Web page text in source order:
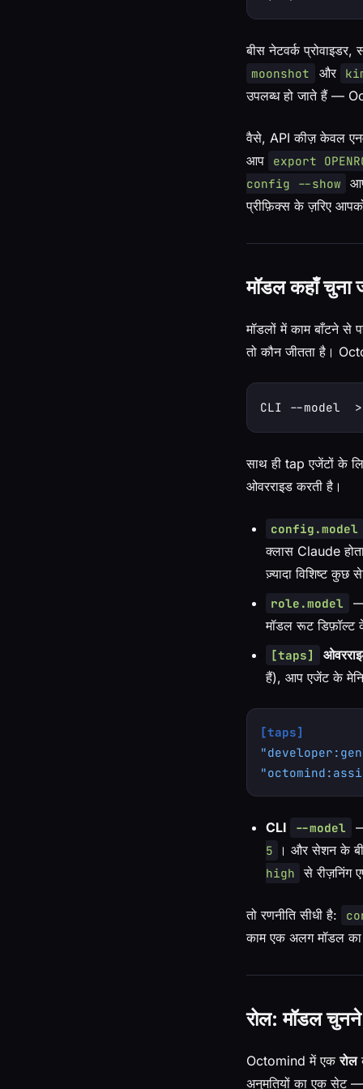
बीस नेटवर्क
moonshot और
उपलब्ध हो जाते हैं —
वैसे, API कीज़ केवल
आप
export
config --show
प्रीफ़िक्स के ज़रिए
मॉडल कहाँ चुना
मॉडलों में काम बाँटने से
तो कौन जीतता है।
साथ ही tap एजेंटों के
ओवरराइड करती है।
config.model
क्लास Claude
ज़्यादा विशिष्ट कुछ
role.model
—
मॉडल रूट डिफ़ॉल्ट
[taps]
हैं), आप एजेंट के
[taps]
CLI --model
5 । और सेशन के
high से रीज़निंग
तो रणनीति सीधी है:
काम एक अलग मॉडल का
रोल: मॉडल
Octomind में एकरोल
अनुमतियों का एक सेट